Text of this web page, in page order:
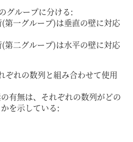
グループに分ける:
第一グループ)は垂直の壁に対応
第二グループ)は水平の壁に対応
ぞれの数列と組み合わせて使用
有無は、それぞれの数列がどの
を示している: